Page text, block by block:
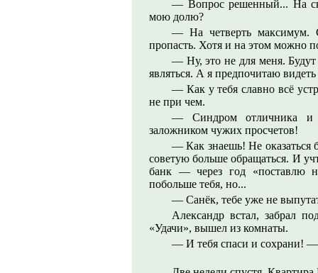
— Вопрос решенный... На
мою долю?
— На четверть максимум.
пропасть. Хотя и на этом можно
— Ну, это не для меня. Будут
являться. А я предпочитаю
— Как у тебя славно всё
не при чем.
— Синдром отличника и
заложником чужих просчетов!
— Как знаешь! Не оказаться
советую больше обращаться. И
банк — через год «поставлю
побольше тебя, но...
— Санёк, тебе уже не
Александр встал, забрал
«Удачи», вышел из комнаты.
— И тебя спаси и сохрани!